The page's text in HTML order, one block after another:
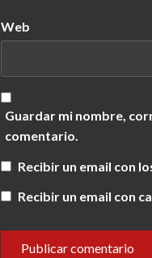
Web
Guardar mi nombre,
comentario.
Recibir un email con
Recibir un email con